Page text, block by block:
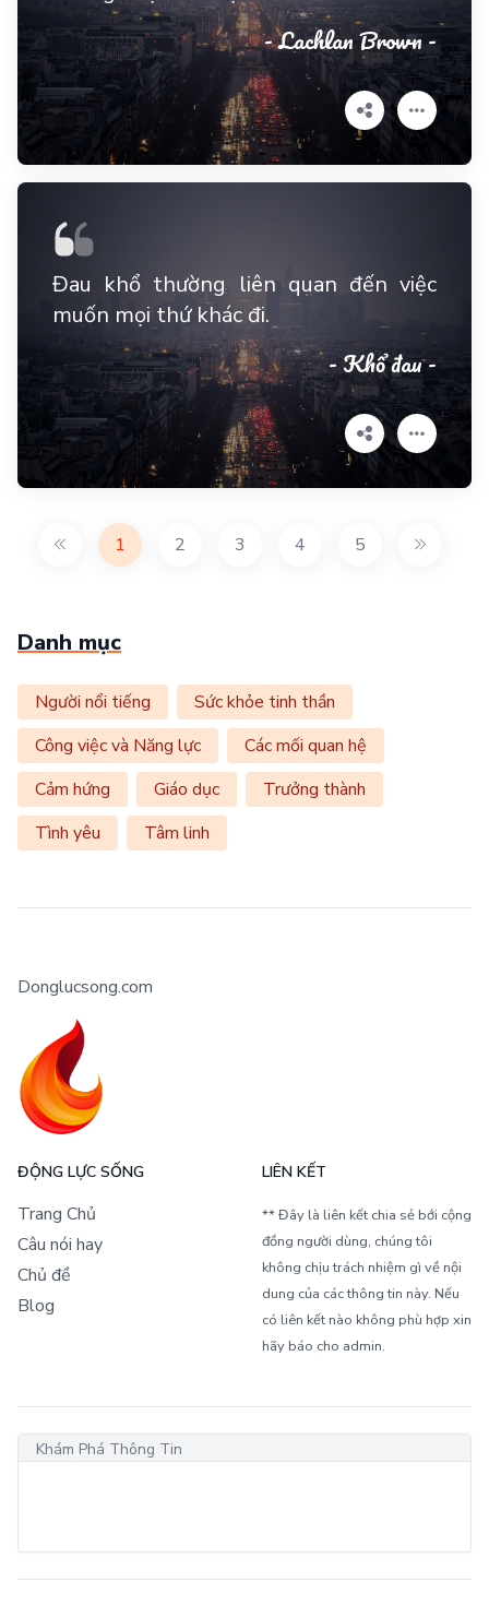
- Lachlan Brown -
Đau khổ thường liên quan đến việc
muốn mọi thứ khác đi.
- Khổ đau -
1 2 3 4 5
Danh mục
Người nổi tiếng
Sức khỏe tinh thần
Công việc và Năng lực
Các mối quan hệ
Cảm hứng
Giáo dục
Trưởng thành
Tình yêu
Tâm linh
Donglucsong.com
ĐỘNG LỰC SỐNG
Trang Chủ
Câu nói hay
Chủ đề
Blog
LIÊN KẾT
** Đây là liên kết chia sẻ bới cộng
đồng người dùng, chúng tôi
không chịu trách nhiệm gì về nội
dung của các thông tin này. Nếu
có liên kết nào không phù hợp xin
hãy báo cho admin.
Khám Phá Thông Tin